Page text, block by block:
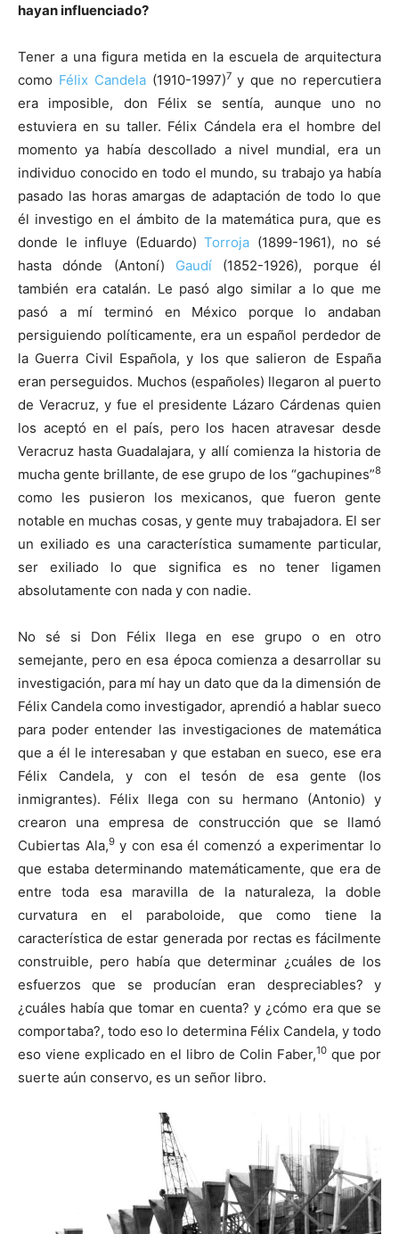
hayan influenciado?
Tener a una figura metida en la escuela de arquitectura
como Félix Candela(1910-1997)7y que no repercutiera
era imposible, don Félix se sentía, aunque uno no
estuviera en su taller. Félix Cándela era el hombre del
momento ya había descollado a nivel mundial, era un
individuo conocido en todo el mundo, su trabajo ya había
pasado las horas amargas de adaptación de todo lo que
él investigo en el ámbito de la matemática pura, que es
donde le influye (Eduardo)Torroja (1899-1961), no sé
hasta dónde (Antoní) Gaudí (1852-1926), porque él
también era catalán. Le pasó algo similar a lo que me
pasó a mí terminó en México porque lo andaban
persiguiendo políticamente, era un español perdedor de
la Guerra Civil Española, y los que salieron de España
eran perseguidos. Muchos (españoles) llegaron al puerto
de Veracruz, y fue el presidente Lázaro Cárdenas quien
los aceptó en el país, pero los hacen atravesar desde
Veracruz hasta Guadalajara, y allí comienza la historia de
mucha gente brillante, de ese grupo de los “gachupines”8
como les pusieron los mexicanos, que fueron gente
notable en muchas cosas, y gente muy trabajadora. El ser
un exiliado es una característica sumamente particular,
ser exiliado lo que significa es no tener ligamen
absolutamente con nada y con nadie.
No sé si Don Félix llega en ese grupo o en otro
semejante, pero en esa época comienza a desarrollar su
investigación, para mí hay un dato que da la dimensión de
Félix Candela como investigador, aprendió a hablar sueco
para poder entender las investigaciones de matemática
que a él le interesaban y que estaban en sueco, ese era
Félix Candela, y con el tesón de esa gente (los
inmigrantes). Félix llega con su hermano (Antonio) y
crearon una empresa de construcción que se llamó
Cubiertas Ala,9 y con esa él comenzó a experimentar lo
que estaba determinando matemáticamente, que era de
entre toda esa maravilla de la naturaleza, la doble
curvatura en el paraboloide, que como tiene la
característica de estar generada por rectas es fácilmente
construible, pero había que determinar ¿cuáles de los
esfuerzos que se producían eran despreciables? y
¿cuáles había que tomar en cuenta? y ¿cómo era que se
comportaba?, todo eso lo determina Félix Candela, y todo
eso viene explicado en el libro de Colin Faber,10 que por
suerte aún conservo, es un señor libro.